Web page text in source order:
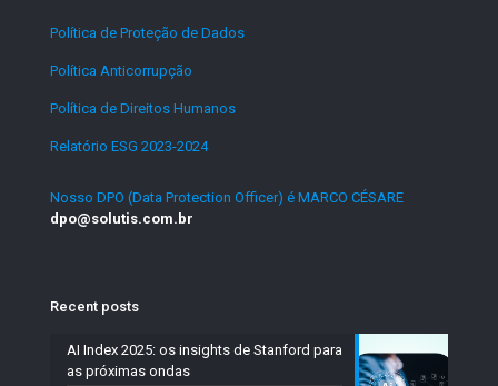
Política de Proteção de Dados
Política Anticorrupção
Política de Direitos Humanos
Relatório ESG 2023-2024.
Nosso DPO (Data Protection Officer) é MARCO CÉSARE
dpo@solutis.com.br
Recent posts
AI Index 2025: os insights de Stanford para
as próximas ondas